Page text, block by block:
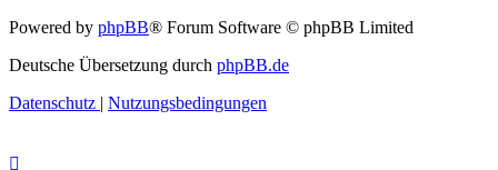
Powered by phpBB® Forum Software © phpBB Limited
Deutsche Übersetzung durch phpBB.de
Datenschutz | Nutzungsbedingungen